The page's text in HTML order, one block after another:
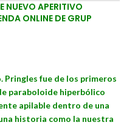
NUEVO APERITIVO
ONLINE DE GRUP
Pringles fue de los primeros
paraboloide hiperbólico
apilable dentro de una
historia como la nuestra